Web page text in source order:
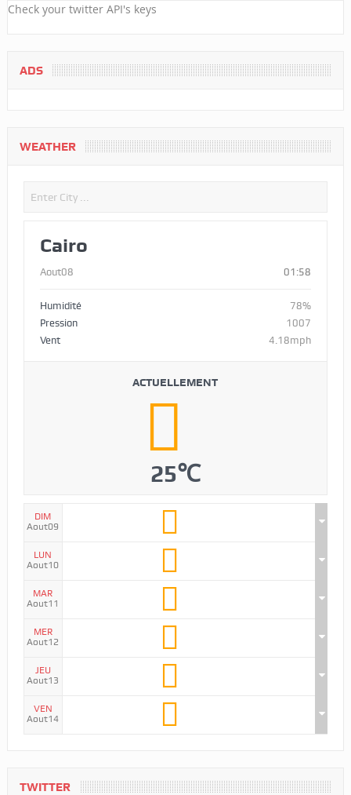
Check your twitter API's keys
ADS
WEATHER
Cairo
Aout08 01:58
Humidité
78%
Pression
1007
Vent
4.18mph
ACTUELLEMENT
25℃
DIM
Aout09
LUN
Aout10
MAR
Aout11
MER
Aout12
JEU
Aout13
VEN
Aout14
TWITTER